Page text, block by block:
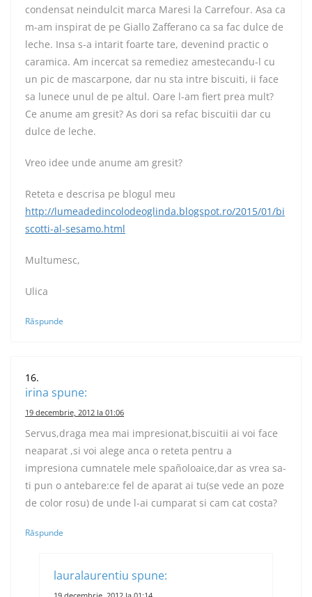
condensat neindulcit marca Maresi la Carrefour. Asa ca
m-am inspirat de pe Giallo Zafferano ca sa fac dulce de
leche. Insa s-a intarit foarte tare, devenind practic o
caramica. Am incercat sa remediez amestecandu-l cu
un pic de mascarpone, dar nu sta intre biscuiti, ii face
sa lunece unul de pe altul. Oare l-am fiert prea mult?
Ce anume am gresit? As dori sa refac biscuitii dar cu
dulce de leche.
Vreo idee unde anume am gresit?
Reteta e descrisa pe blogul meu
http://lumeadedincolodeoglinda.blogspot.ro/2015/01/bi
scotti-al-sesamo.html
Multumesc,
Ulica
Răspunde
irina spune:
19 decembrie, 2012 la 01:06
Servus,draga mea mai impresionat,biscuitii ai voi face
neaparat ,si voi alege anca o reteta pentru a
impresiona cumnatele mele spañoloaice,dar as vrea sa-
ti pun o antebare:ce fel de aparat ai tu(se vede an poze
de color rosu) de unde l-ai cumparat si cam cat costa?
Răspunde
lauralaurentiu spune: